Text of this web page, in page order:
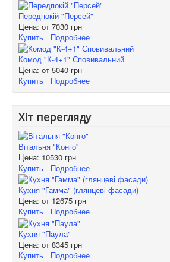
Передпокій "Персей"
Цена: от 7030 грн
Купить
Подробнее
Комод "К-4+1" Сповивальний
Цена: от 5040 грн
Купить
Подробнее
Хіт перегляду
Вітальня "Конго"
Цена: 10530 грн
Купить
Подробнее
Кухня "Гамма" (глянцеві фасади)
Цена: от 12675 грн
Купить
Подробнее
Кухня "Паула"
Цена: от 8345 грн
Купить
Подробнее